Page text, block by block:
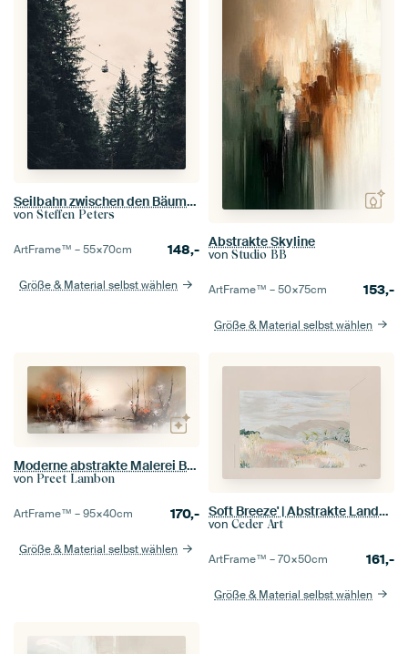
Seilbahn zwischen den Bäumen
von Steffen Peters
ArtFrame™ –55×70cm 148,-
Größe & Material selbst wählen
Abstrakte Skyline
von Studio BB
ArtFrame™ –50×75cm 153,-
Größe & Material selbst wählen
Moderne abstrakte Malerei Bäume
von Preet Lambon
ArtFrame™ –95×40cm 170,-
Größe & Material selbst wählen
Soft Breeze' | Abstrakte Landschaft in ruhigen, warmen Farben
von Ceder Art
ArtFrame™ –70×50cm 161,-
Größe & Material selbst wählen